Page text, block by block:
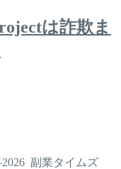
は詐欺ま
副業タイムズ